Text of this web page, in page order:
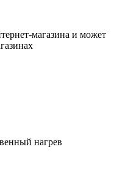
магазина и может
нагрев